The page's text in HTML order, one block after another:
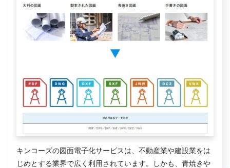
キンコーズの図面電子化サービスは、不動産業や建設業をは
じめとする業界で広く利用されています。しかも、青焼きや